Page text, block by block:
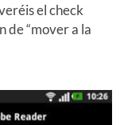
el check
de “mover a la